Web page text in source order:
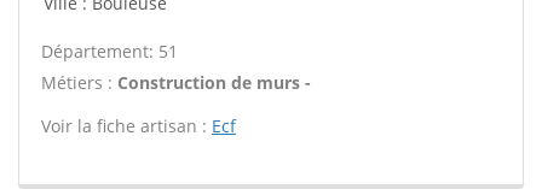
Département: 51
Métiers : Construction de murs -
Voir la fiche artisan : Ecf